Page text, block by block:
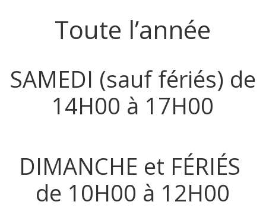
Toute l’année
SAMEDI (sauf fériés) de
14H00 à 17H00
DIMANCHE et FÉRIÉS
de 10H00 à 12H00